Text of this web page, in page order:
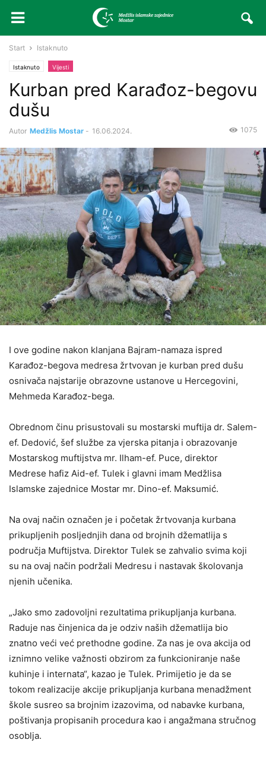
Start Istaknuto
Istaknuto Vijesti
Kurban pred Karađoz-begovu
dušu
Autor Medžlis Mostar - 16.06.2024. 1075
I ove godine nakon klanjana Bajram-namaza ispred
Karađoz-begova medresa žrtvovan je kurban pred dušu
osnivača najstarije obrazovne ustanove u Hercegovini,
Mehmeda Karađoz-bega.
Obrednom činu prisustovali su mostarski muftija dr. Salem-
ef. Dedović, šef službe za vjerska pitanja i obrazovanje
Mostarskog muftijstva mr. Ilham-ef. Puce, direktor
Medrese hafiz Aid-ef. Tulek i glavni imam Medžlisa
Islamske zajednice Mostar mr. Dino-ef. Maksumić.
Na ovaj način označen je i početak žrtvovanja kurbana
prikupljenih posljednjih dana od brojnih džematlija s
područja Muftijstva. Direktor Tulek se zahvalio svima koji
su na ovaj način podržali Medresu i nastavak školovanja
njenih učenika.
„Jako smo zadovoljni rezultatima prikupljanja kurbana.
Raduje nas činjenica da je odziv naših džematlija bio
znatno veći već prethodne godine. Za nas je ova akcija od
iznimno velike važnosti obzirom za funkcioniranje naše
kuhinje i internata“, kazao je Tulek. Primijetio je da se
tokom realizacije akcije prikupljanja kurbana menadžment
škole susreo sa brojnim izazovima, od nabavke kurbana,
poštivanja propisanih procedura kao i angažmana stručnog
osoblja.